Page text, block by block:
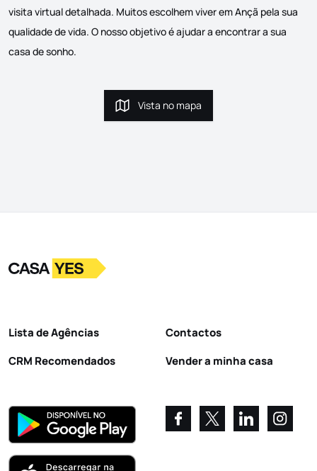
visita virtual detalhada. Muitos escolhem viver em Ançã pela sua
qualidade de vida. O nosso objetivo é ajudar a encontrar a sua
casa de sonho.
Vista no mapa
Vista no mapa
LogoIr para a homepage
Lista de Agências
CRM Recomendados
Contactos
Vender a minha casa